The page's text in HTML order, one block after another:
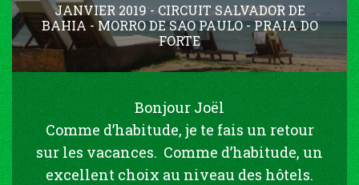
JANVIER 2019 - CIRCUIT SALVADOR DE
BAHIA - MORRO DE SAO PAULO - PRAIA DO
FORTE
Bonjour Joël
Comme d’habitude, je te fais un retour
sur les vacances. Comme d’habitude, un
excellent choix au niveau des hôtels.